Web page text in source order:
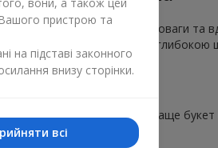
глибоких почуттів поваги та
до яких ви ставитеся з глибокою
тонах
особливих людей. Найкраще
пристрою та
на підставі законного
внизу сторінки.
всі